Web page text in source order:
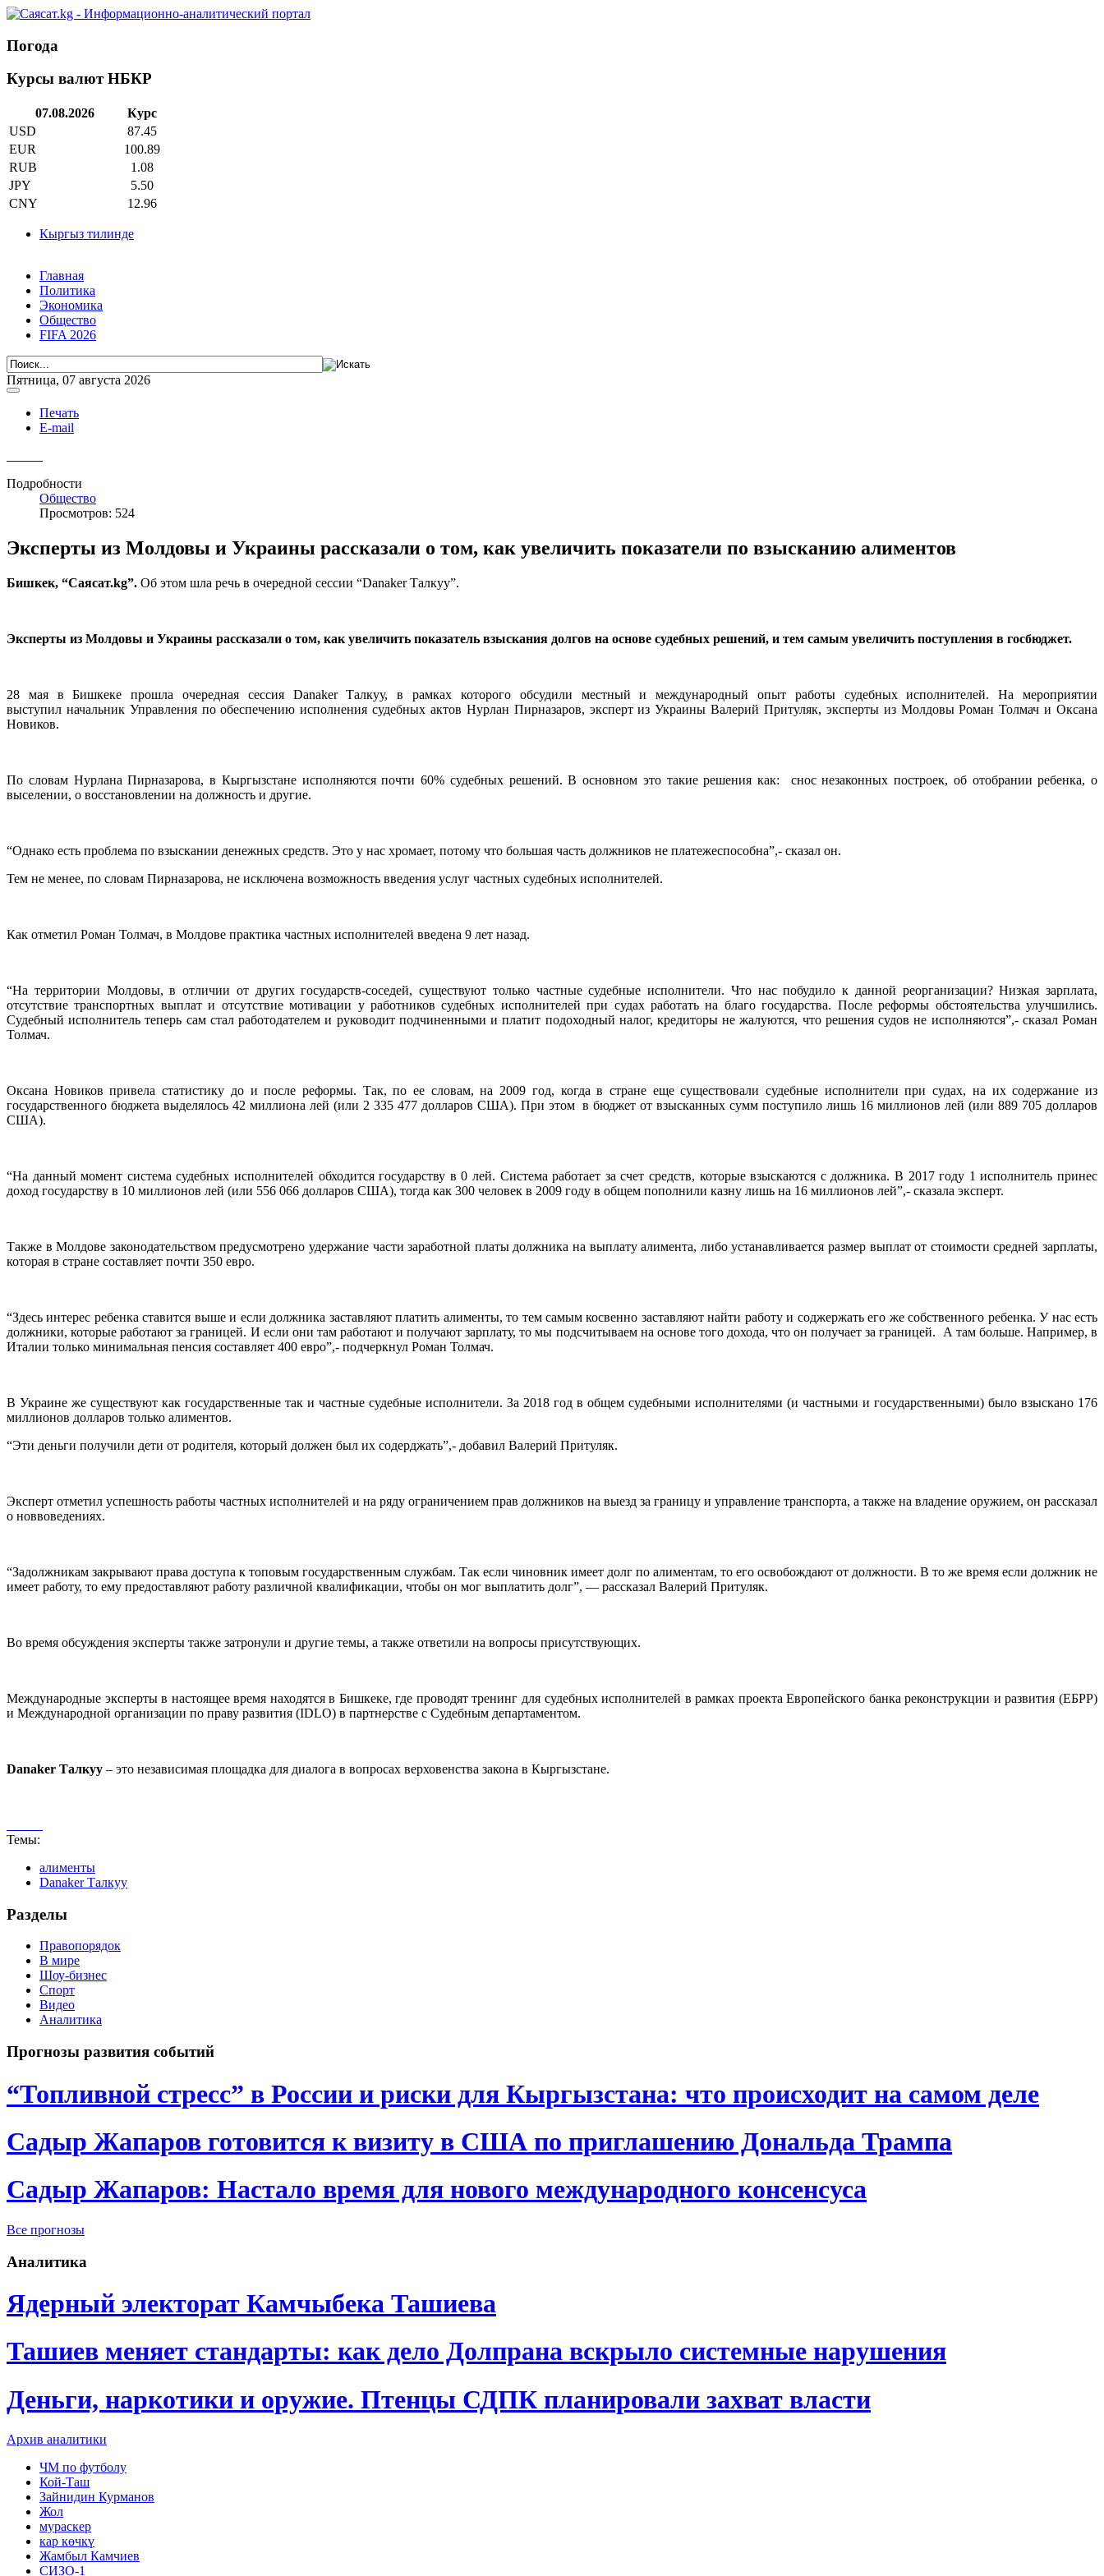
Погода
Курсы валют НБКР
07.08.2026
Курс
USD
87.45
EUR
100.89
RUB
1.08
JPY
5.50
CNY
12.96
Кыргыз тилинде
Главная
Политика
Экономика
Общество
FIFA 2026
Пятница, 07 августа 2026
Печать
E-mail
Подробности
Общество
Просмотров: 524
Эксперты из Молдовы и Украины рассказали о том, как увеличить показатели по взысканию алиментов
Бишкек, “Саясат.kg”. Об этом шла речь в очередной сессии “Danaker Талкуу”.
Эксперты из Молдовы и Украины рассказали о том, как увеличить показатель взыскания долгов на основе судебных решений, и тем самым увеличить поступления в госбюджет.
28 мая в Бишкеке прошла очередная сессия Danaker Талкуу, в рамках которого обсудили местный и международный опыт работы судебных исполнителей. На мероприятии
выступил начальник Управления по обеспечению исполнения судебных актов Нурлан Пирназаров, эксперт из Украины Валерий Притуляк, эксперты из Молдовы Роман Толмач и Оксана
Новиков.
По словам Нурлана Пирназарова, в Кыргызстане исполняются почти 60% судебных решений. В основном это такие решения как: снос незаконных построек, об отобрании ребенка, о
выселении, о восстановлении на должность и другие.
“Однако есть проблема по взыскании денежных средств. Это у нас хромает, потому что большая часть должников не платежеспособна”,- сказал он.
Тем не менее, по словам Пирназарова, не исключена возможность введения услуг частных судебных исполнителей.
Как отметил Роман Толмач, в Молдове практика частных исполнителей введена 9 лет назад.
“На территории Молдовы, в отличии от других государств-соседей, существуют только частные судебные исполнители. Что нас побудило к данной реорганизации? Низкая зарплата,
отсутствие транспортных выплат и отсутствие мотивации у работников судебных исполнителей при судах работать на благо государства. После реформы обстоятельства улучшились.
Судебный исполнитель теперь сам стал работодателем и руководит подчиненными и платит подоходный налог, кредиторы не жалуются, что решения судов не исполняются”,- сказал Роман
Толмач.
Оксана Новиков привела статистику до и после реформы. Так, по ее словам, на 2009 год, когда в стране еще существовали судебные исполнители при судах, на их содержание из
государственного бюджета выделялось 42 миллиона лей (или 2 335 477 долларов США). При этом в бюджет от взысканных сумм поступило лишь 16 миллионов лей (или 889 705 долларов
США).
“На данный момент система судебных исполнителей обходится государству в 0 лей. Система работает за счет средств, которые взыскаются с должника. В 2017 году 1 исполнитель принес
доход государству в 10 миллионов лей (или 556 066 долларов США), тогда как 300 человек в 2009 году в общем пополнили казну лишь на 16 миллионов лей”,- сказала эксперт.
Также в Молдове законодательством предусмотрено удержание части заработной платы должника на выплату алимента, либо устанавливается размер выплат от стоимости средней зарплаты,
которая в стране составляет почти 350 евро.
“Здесь интерес ребенка ставится выше и если должника заставляют платить алименты, то тем самым косвенно заставляют найти работу и соджержать его же собственного ребенка. У нас есть
должники, которые работают за границей. И если они там работают и получают зарплату, то мы подсчитываем на основе того дохода, что он получает за границей. А там больше. Например, в
Италии только минимальная пенсия составляет 400 евро”,- подчеркнул Роман Толмач.
В Украине же существуют как государственные так и частные судебные исполнители. За 2018 год в общем судебными исполнителями (и частными и государственными) было взыскано 176
миллионов долларов только алиментов.
“Эти деньги получили дети от родителя, который должен был их содерджать”,- добавил Валерий Притуляк.
Эксперт отметил успешность работы частных исполнителей и на ряду ограничением прав должников на выезд за границу и управление транспорта, а также на владение оружием, он рассказал
о новвоведениях.
“Задолжникам закрывают права доступа к топовым государственным службам. Так если чиновник имеет долг по алиментам, то его освобождают от должности. В то же время если должник не
имеет работу, то ему предоставляют работу различной квалификации, чтобы он мог выплатить долг”, — рассказал Валерий Притуляк.
Во время обсуждения эксперты также затронули и другие темы, а также ответили на вопросы присутствующих.
Международные эксперты в настоящее время находятся в Бишкеке, где проводят тренинг для судебных исполнителей в рамках проекта Европейского банка реконструкции и развития (ЕБРР)
и Международной организации по праву развития (IDLO) в партнерстве с Судебным департаментом.
Danaker Талкуу – это независимая площадка для диалога в вопросах верховенства закона в Кыргызстане.
Темы:
алименты
Danaker Талкуу
Разделы
Правопорядок
В мире
Шоу-бизнес
Спорт
Видео
Аналитика
Прогнозы развития событий
“Топливной стресс” в России и риски для Кыргызстана: что происходит на самом деле
Садыр Жапаров готовится к визиту в США по приглашению Дональда Трампа
Садыр Жапаров: Настало время для нового международного консенсуса
Все прогнозы
Аналитика
Ядерный электорат Камчыбека Ташиева
Ташиев меняет стандарты: как дело Долпрана вскрыло системные нарушения
Деньги, наркотики и оружие. Птенцы СДПК планировали захват власти
Архив аналитики
ЧМ по футболу
Кой-Таш
Зайнидин Курманов
Жол
мураскер
кар көчкү
Жамбыл Камчиев
СИЗО-1